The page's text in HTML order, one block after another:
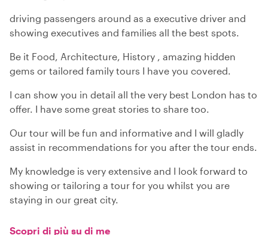
driving passengers around as a executive driver and
showing executives and families all the best spots.
Be it Food, Architecture, History , amazing hidden
gems or tailored family tours I have you covered.
I can show you in detail all the very best London has to
offer. I have some great stories to share too.
Our tour will be fun and informative and I will gladly
assist in recommendations for you after the tour ends.
My knowledge is very extensive and I look forward to
showing or tailoring a tour for you whilst you are
staying in our great city.
Scopri di più su di me